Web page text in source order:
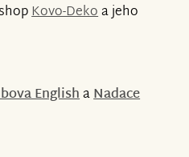
Kovo-Dekoa jeho
EnglishaNadace